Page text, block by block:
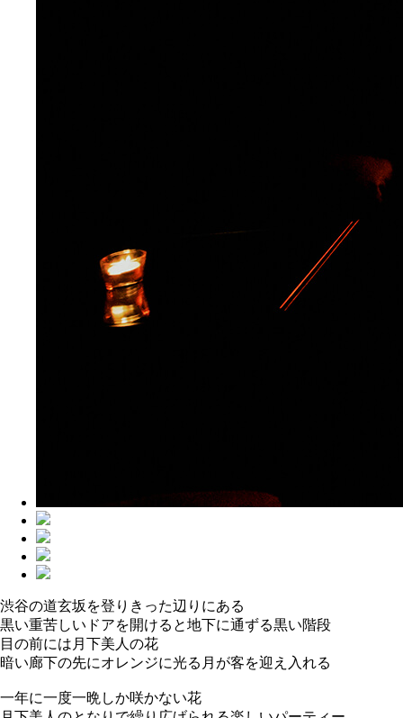
渋谷の道玄坂を登りきった辺りにある
黒い重苦しいドアを開けると地下に通ずる黒い階段
目の前には月下美人の花
暗い廊下の先にオレンジに光る月が客を迎え入れる
一年に一度一晩しか咲かない花